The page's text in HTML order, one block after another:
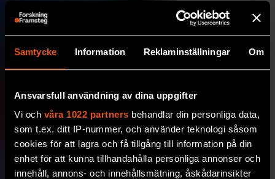
Samtycke Information Reklaminställningar Om
Ansvarsfull användning av dina uppgifter
Vi och våra 1022 partners behandlar din personliga data,
som t.ex. ditt IP-nummer, och använder teknologi såsom
cookies för att lagra och få tillgång till information på din
enhet för att kunna tillhandahålla personliga annonser och
innehåll, annons- och innehållsmätning, åskådarinsikter